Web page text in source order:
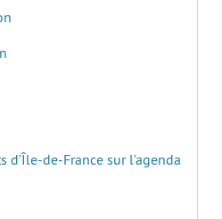
d’Île-de-France sur l’agenda